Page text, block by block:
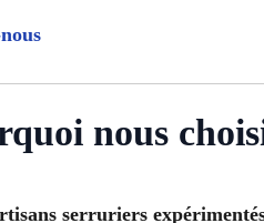
nous
serruriers